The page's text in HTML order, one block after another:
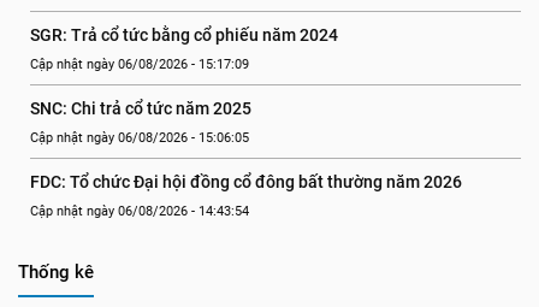
SGR: Trả cổ tức bằng cổ phiếu năm 2024
Cập nhật ngày 06/08/2026 - 15:17:09
SNC: Chi trả cổ tức năm 2025
Cập nhật ngày 06/08/2026 - 15:06:05
FDC: Tổ chức Đại hội đồng cổ đông bất thường năm 2026
Cập nhật ngày 06/08/2026 - 14:43:54
Thống kê